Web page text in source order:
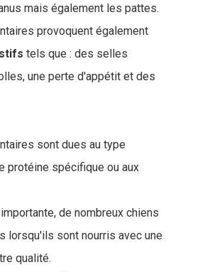
mais également les pattes.
provoquent également
tels que : des selles
une perte d'appétit et des
sont dues au type
protéine spécifique ou aux
de nombreux chiens
lorsqu'ils sont nourris avec une
qualité.